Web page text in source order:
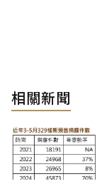
相關新聞